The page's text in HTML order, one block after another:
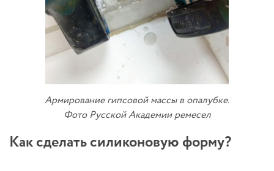
Армирование гипсовой массы в опалубке.
Фото Русской Академии ремесел
Как сделать силиконовую форму?